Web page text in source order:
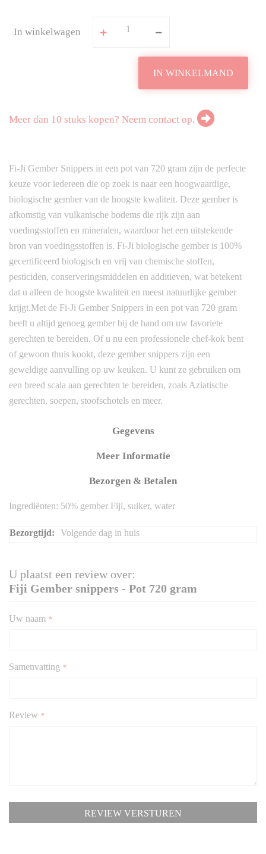
In winkelwagen
IN WINKELMAND
Meer dan 10 stuks kopen? Neem contact op.
Fi-Ji Gember Snippers in een pot van 720 gram zijn de perfecte
keuze voor iedereen die op zoek is naar een hoogwaardige,
biologische gember van de hoogste kwaliteit. Deze gember is
afkomstig van vulkanische bodems die rijk zijn aan
voedingsstoffen en mineralen, waardoor het een uitstekende
bron van voedingsstoffen is. Fi-Ji biologische gember is 100%
gecertificeerd biologisch en vrij van chemische stoffen,
pesticiden, conserveringsmiddelen en additieven, wat betekent
dat u alleen de hoogste kwaliteit en meest natuurlijke gember
krijgt.Met de Fi-Ji Gember Snippers in een pot van 720 gram
heeft u altijd genoeg gember bij de hand om uw favoriete
gerechten te bereiden. Of u nu een professionele chef-kok bent
of gewoon thuis kookt, deze gember snippers zijn een
geweldige aanvulling op uw keuken. U kunt ze gebruiken om
een breed scala aan gerechten te bereiden, zoals Aziatische
gerechten, soepen, stoofschotels en meer.
Gegevens
Meer Informatie
Bezorgen & Betalen
Ingrediënten: 50% gember Fiji, suiker, water
Meer
Volgende dag in huis
U plaatst een review over:
Fiji Gember snippers - Pot 720 gram
Uw naam
Samenvatting
Review
REVIEW VERSTUREN